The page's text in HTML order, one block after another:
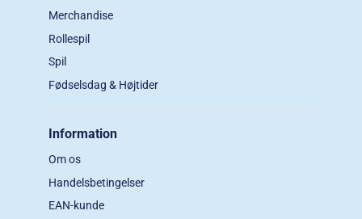
Merchandise
Rollespil
Spil
Fødselsdag & Højtider
Information
Om os
Handelsbetingelser
EAN-kunde